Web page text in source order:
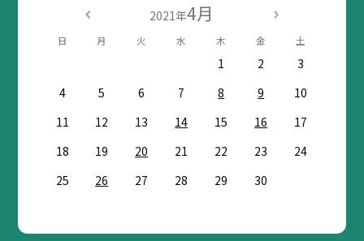
2021年4月
日 月 火 水 木 金 土
1 2
3
4
5 6 7 8 9
10
11
12 13 14 15 16
17
18
19 20 21 22 23
24
25
26 27 28 29 30